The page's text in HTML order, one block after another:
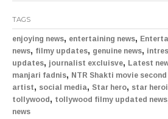
TAGS
enjoying news, entertaining news,
news, filmy updates, genuine news,
updates, journalist excluisve, Latest
manjari fadnis, NTR Shakti movie
artist, social media, Star hero, star
tollywood, tollywood filmy updated news
news